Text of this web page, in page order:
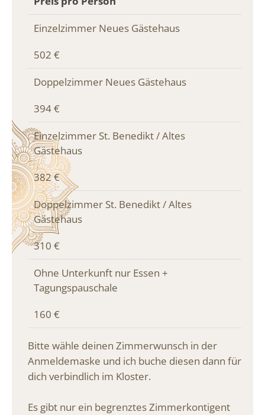
Einzelzimmer Neues Gästehaus
502 €
Doppelzimmer Neues Gästehaus
394 €
Einzelzimmer St. Benedikt / Altes
Gästehaus
382 €
Doppelzimmer St. Benedikt / Altes
Gästehaus
310 €
Ohne Unterkunft nur Essen +
Tagungspauschale
160 €
Bitte wähle deinen Zimmerwunsch in der
Anmeldemaske und ich buche diesen dann für
dich verbindlich im Kloster.
Es gibt nur ein begrenztes Zimmerkontigent